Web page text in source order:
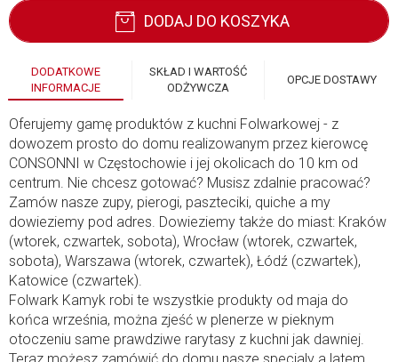
DODAJ DO KOSZYKA
DODATKOWE
INFORMACJE
SKŁAD I WARTOŚĆ
ODŻYWCZA
OPCJE DOSTAWY
Oferujemy gamę produktów z kuchni Folwarkowej - z
dowozem prosto do domu realizowanym przez kierowcę
CONSONNI w Częstochowie i jej okolicach do 10 km od
centrum. Nie chcesz gotować? Musisz zdalnie pracować?
Zamów nasze zupy, pierogi, paszteciki, quiche a my
dowieziemy pod adres. Dowieziemy także do miast: Kraków
(wtorek, czwartek, sobota), Wrocław (wtorek, czwartek,
sobota), Warszawa (wtorek, czwartek), Łódź (czwartek),
Katowice (czwartek).
Folwark Kamyk robi te wszystkie produkty od maja do
końca września, można zjeść w plenerze w pieknym
otoczeniu same prawdziwe rarytasy z kuchni jak dawniej.